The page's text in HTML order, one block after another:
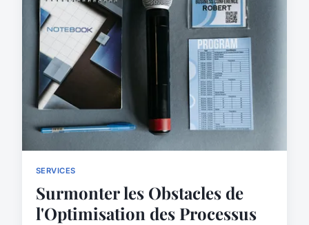
SERVICES
Surmonter les Obstacles de
l'Optimisation des Processus